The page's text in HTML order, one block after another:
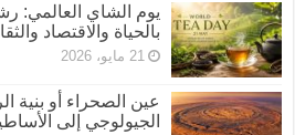
يوم الشاي العالمي:
بالحياة والاقتصاد
21 مايو، 2026
عين الصحراء أو بنية
الجيولوجي إلى